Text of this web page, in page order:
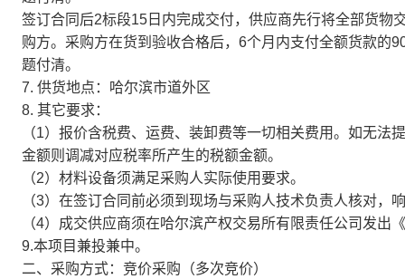
签订合同后2标段15日内完成交付，供应商先行将全部货物
购方。采购方在货到验收合格后，6个月内支付全额货款的
题付清。
7. 供货地点：哈尔滨市道外区
8. 其它要求：
（1）报价含税费、运费、装卸费等一切相关费用。如无
金额则调减对应税率所产生的税额金额。
（2）材料设备须满足采购人实际使用要求。
（3）在签订合同前必须到现场与采购人技术负责人核对
（4）成交供应商须在哈尔滨产权交易所有限责任公司发
9.本项目兼投兼中。
二、采购方式：竞价采购（多次竞价）